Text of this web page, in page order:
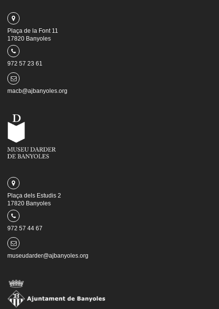
Plaça de la Font 11
17820 Banyoles
972 57 23 61
macb@ajbanyoles.org
Plaça dels Estudis 2
17820 Banyoles
972 57 44 67
museudarder@ajbanyoles.org